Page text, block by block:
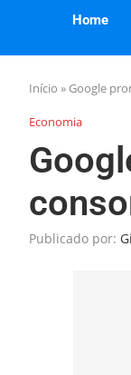
Home
Início » Google
Economia
Publicado por: